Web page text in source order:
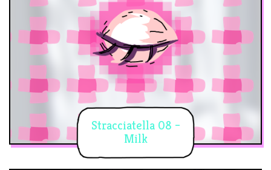
Stracciatella 08 –
Milk